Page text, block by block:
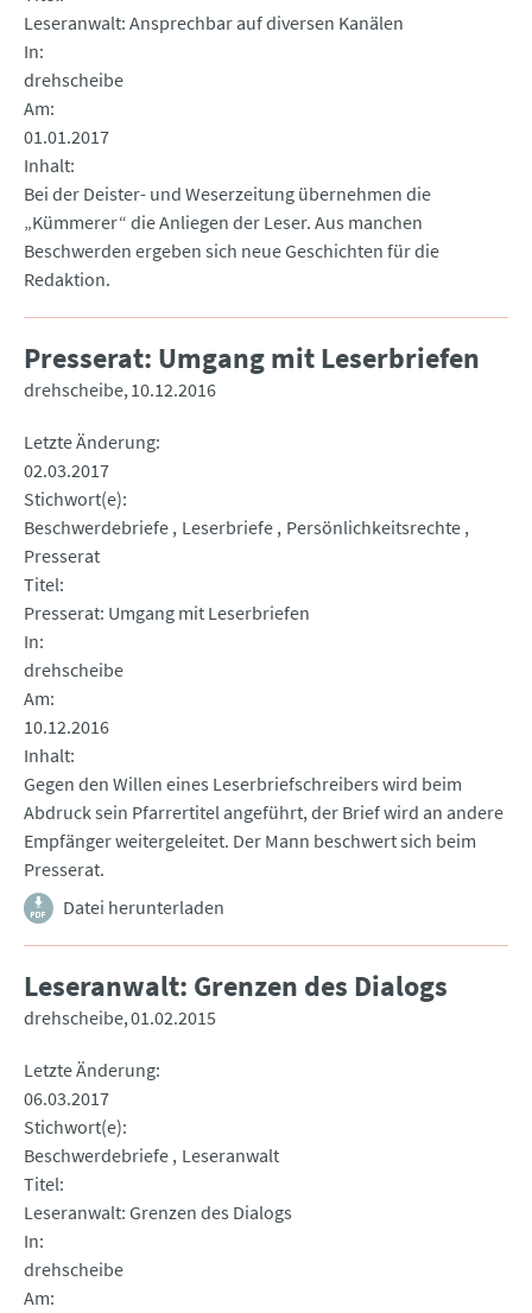
Leseranwalt: Ansprechbar auf diversen Kanälen
In
drehscheibe
Am
01.01.2017
Inhalt
Bei der Deister- und Weserzeitung übernehmen die
„Kümmerer“ die Anliegen der Leser. Aus manchen
Beschwerden ergeben sich neue Geschichten für die
Redaktion.
Presserat: Umgang mit Leserbriefen
drehscheibe 10.12.2016
Letzte Änderung
02.03.2017
Stichwort(e)
Beschwerdebriefe Leserbriefe Persönlichkeitsrechte
Presserat
Titel
Presserat: Umgang mit Leserbriefen
In
drehscheibe
Am
10.12.2016
Inhalt
Gegen den Willen eines Leserbriefschreibers wird beim
Abdruck sein Pfarrertitel angeführt, der Brief wird an andere
Empfänger weitergeleitet. Der Mann beschwert sich beim
Presserat.
Datei herunterladen
Leseranwalt: Grenzen des Dialogs
drehscheibe 01.02.2015
Letzte Änderung
06.03.2017
Stichwort(e)
Beschwerdebriefe Leseranwalt
Titel
Leseranwalt: Grenzen des Dialogs
In
drehscheibe
Am